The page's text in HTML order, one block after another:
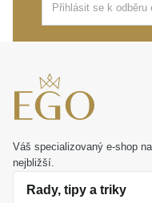
muže s vytříbeným
Váš specializovaný e-shop
nejbližší.
Rady, tipy a triky